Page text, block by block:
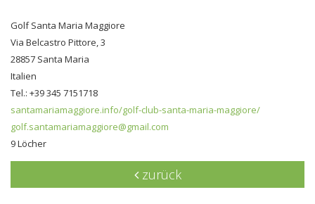
Golf Santa Maria Maggiore
Via Belcastro Pittore, 3
28857 Santa Maria
Italien
Tel.: +39 345 7151718
santamariamaggiore.info/golf-club-santa-maria-maggiore/
golf.santamariamaggiore@gmail.com
9 Löcher
zurück